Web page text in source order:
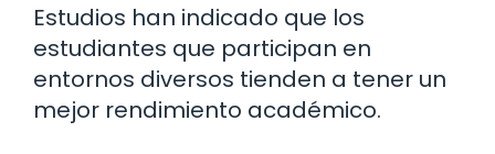
Estudios han indicado que los
estudiantes que participan en
entornos diversos tienden a tener un
mejor rendimiento académico.